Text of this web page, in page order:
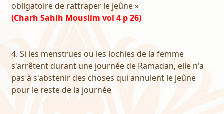
obligatoire de rattraper le jeûne »
(Charh Sahih Mouslim vol 4 p 26)
4. Si les menstrues ou les lochies de la femme
s'arrêtent durant une journée de Ramadan, elle n'a
pas à s'abstenir des choses qui annulent le jeûne
pour le reste de la journée